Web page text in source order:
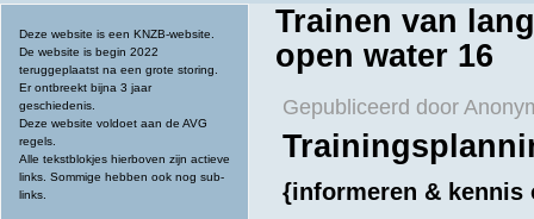
Deze website is een KNZB-website.
De website is begin 2022
teruggeplaatst na een grote storing.
Er ontbreekt bijna 3 jaar
geschiedenis.
Deze website voldoet aan de AVG
regels.
Alle tekstblokjes hierboven zijn actieve
links. Sommige hebben ook nog sub-
links.
Trainen van
open water 16
Gepubliceerd door
{informeren & kennis